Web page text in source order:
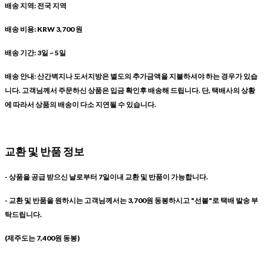
배송 지역: 전국 지역
배송 비용: KRW 3,700 원
배송 기간: 3일 ~ 5일
배송 안내: 산간벽지나 도서지방은 별도의 추가금액을 지불하셔야 하는 경우가 있습
니다. 고객님께서 주문하신 상품은 입금 확인후 배송해 드립니다. 단, 택배사의 상황
에 따라서 상품의 배송이 다소 지연될 수 있습니다.
교환 및 반품 정보
- 상품을 공급 받으신 날로부터 7일이내 교환 및 반품이 가능합니다.
- 교환 및 반품을 원하시는 고객님께서는 3,700원 동봉하시고 "선불"로 택배 발송 부
탁드립니다.
(제주도는 7,400원 동봉)